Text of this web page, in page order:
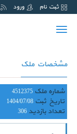
ثبت نام ورود
Toggle
مشخصات ملک
شماره ملک 4512375
تاریخ ثبت 1404/07/08
تعداد بازدید 306